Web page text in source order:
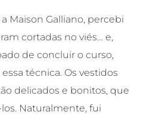
Maison Galliano, percebi
cortadas no viés… e,
de concluir o curso,
técnica. Os vestidos
delicados e bonitos, que
Naturalmente, fui